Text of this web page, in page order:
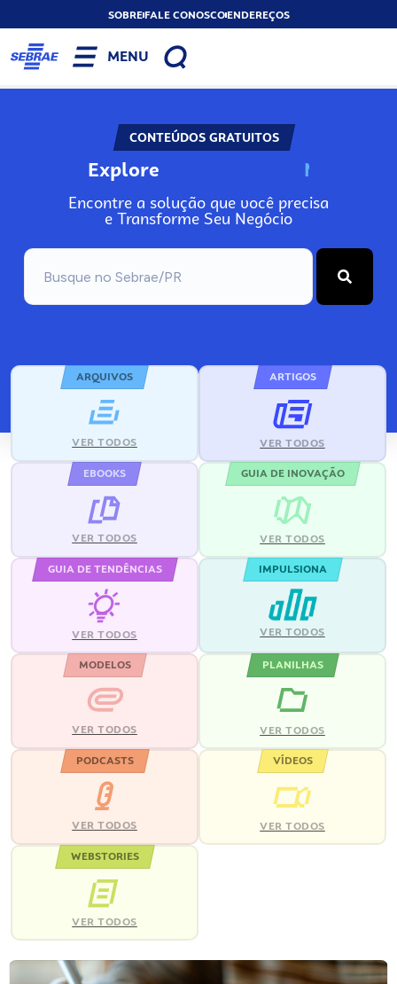
SOBREFALE CONOSCOENDEREÇOS
MENU
CONTEÚDOS GRATUITOS
Explore N
Encontre a solução que você precisa
e Transforme Seu Negócio
ARQUIVOS
VER TODOS
ARTIGOS
VER TODOS
EBOOKS
VER TODOS
GUIA DE INOVAÇÃO
VER TODOS
GUIA DE TENDÊNCIAS
VER TODOS
IMPULSIONA
VER TODOS
MODELOS
VER TODOS
PLANILHAS
VER TODOS
PODCASTS
VER TODOS
VÍDEOS
VER TODOS
WEBSTORIES
VER TODOS